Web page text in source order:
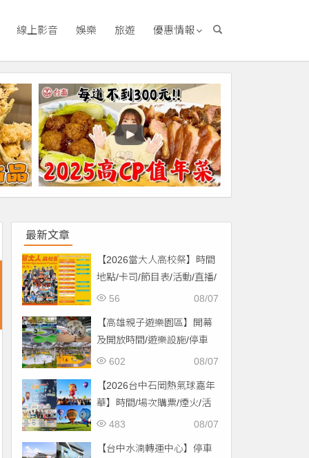
線上影音 娛樂 旅遊 優惠情報
最新文章
【2026當大人高校祭】時間
地點/卡司/節目表/活動/直播/
交通，免費入場！
08/07
56
【高雄親子遊樂園區】開幕
及開放時間/遊樂設施/停車
場/交通一次看！
08/07
602
【2026台中石岡熱氣球嘉年
華】時間/場次購票/煙火/活
動/交通，土牛運動公園登08/07
483
【台中水湳轉運中心】停車